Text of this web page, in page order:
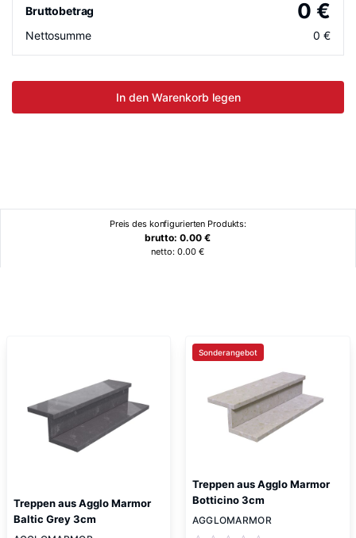
Bruttobetrag 0 €
Nettosumme 0 €
In den Warenkorb legen
Preis des konfigurierten Produkts:
brutto:0.00 €
netto:0.00 €
Treppen aus Agglo Marmor
Baltic Grey 3cm
Sonderangebot
Treppen aus Agglo Marmor
Botticino 3cm
AGGLOMARMOR